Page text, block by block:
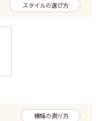
スタイルの選び方
横幅の測り方